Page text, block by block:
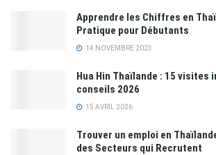
Apprendre les Chiffres en
Pratique pour Débutants
14 NOVEMBRE 2023
Hua Hin Thaïlande : 15 visites
conseils 2026
15 AVRIL 2026
Trouver un emploi en
des Secteurs qui Recrutent